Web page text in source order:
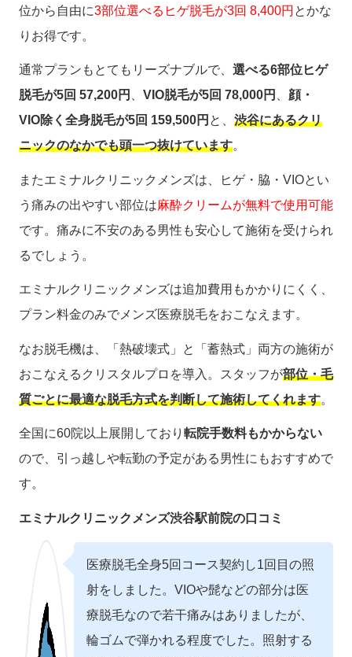
位から自由に3部位選べるヒゲ脱毛が3回 8,400円 とかな
りお得です。
通常プランもとてもリーズナブルで、 選べる6部位ヒゲ
脱毛が5回 57,200円
VIO脱毛が5回 78,000円
顔・
VIO除く全身脱毛が5回 159,500円 と、 渋谷にあるクリ
ニックのなかでも頭一つ抜けています。
またエミナルクリニックメンズは、ヒゲ・脇・VIOとい
う痛みの出やすい部位は麻酔クリームが無料で使用可能
です。痛みに不安のある男性も安心して施術を受けられ
るでしょう。
エミナルクリニックメンズは追加費用もかかりにくく、
プラン料金のみでメンズ医療脱毛をおこなえます。
なお脱毛機は、「熱破壊式」と「蓄熱式」両方の施術が
おこなえるクリスタルプロを導入。スタッフが部位・毛
質ごとに最適な脱毛方式を判断して施術してくれます。
全国に60院以上展開しており 転院手数料もかからない
ので、引っ越しや転勤の予定がある男性にもおすすめで
す。
エミナルクリニックメンズ渋谷駅前院の口コミ
医療脱毛全身5回コース契約し1回目の照
射をしました。VIOや髭などの部分は医
療脱毛なので若干痛みはありましたが、
輪ゴムで弾かれる程度でした。照射する